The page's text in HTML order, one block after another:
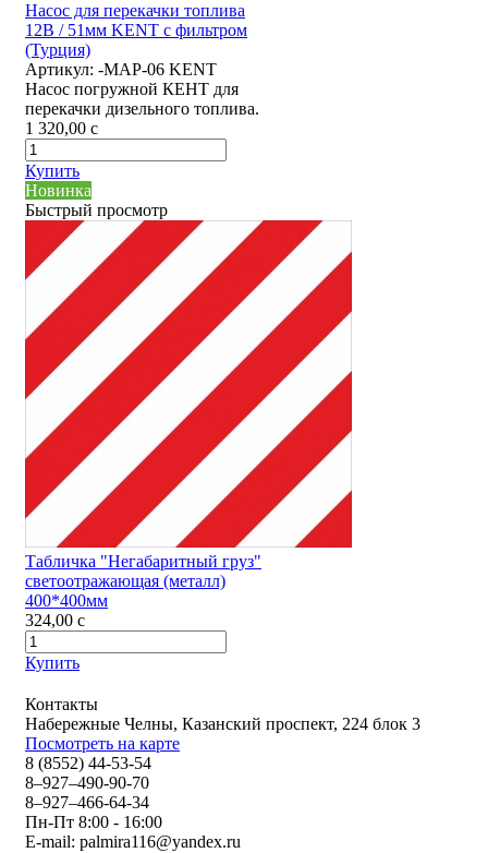
Насос для перекачки топлива
12В / 51мм KENT с фильтром
(Турция)
Артикул: -MAP-06 KENT
Насос погружной КЕНТ для
перекачки дизельного топлива.
1 320,00 c
Купить
Новинка
Быстрый просмотр
Табличка "Негабаритный груз"
светоотражающая (металл)
400*400мм
324,00 c
Купить
Контакты
Набережные Челны, Казанский проспект, 224 блок 3
Посмотреть на карте
8 (8552) 44-53-54
8–927–490-90-70
8–927–466-64-34
Пн-Пт 8:00 - 16:00
E-mail: palmira116@yandex.ru